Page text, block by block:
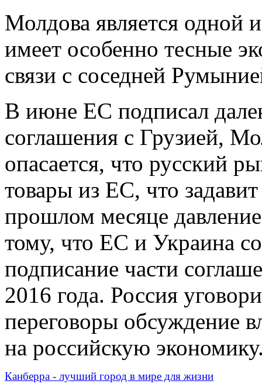
Молдова является одной
имеет особенно тесные
связи с соседней
В июне ЕС подписал
соглашения с Грузией,
опасается, что русский
товары из ЕС, что
прошлом месяце
тому, что ЕС и Украина
подписание части
2016 года. Россия
переговоры обсуждение
на российскую
Канберра - лучший город в мире для жизни